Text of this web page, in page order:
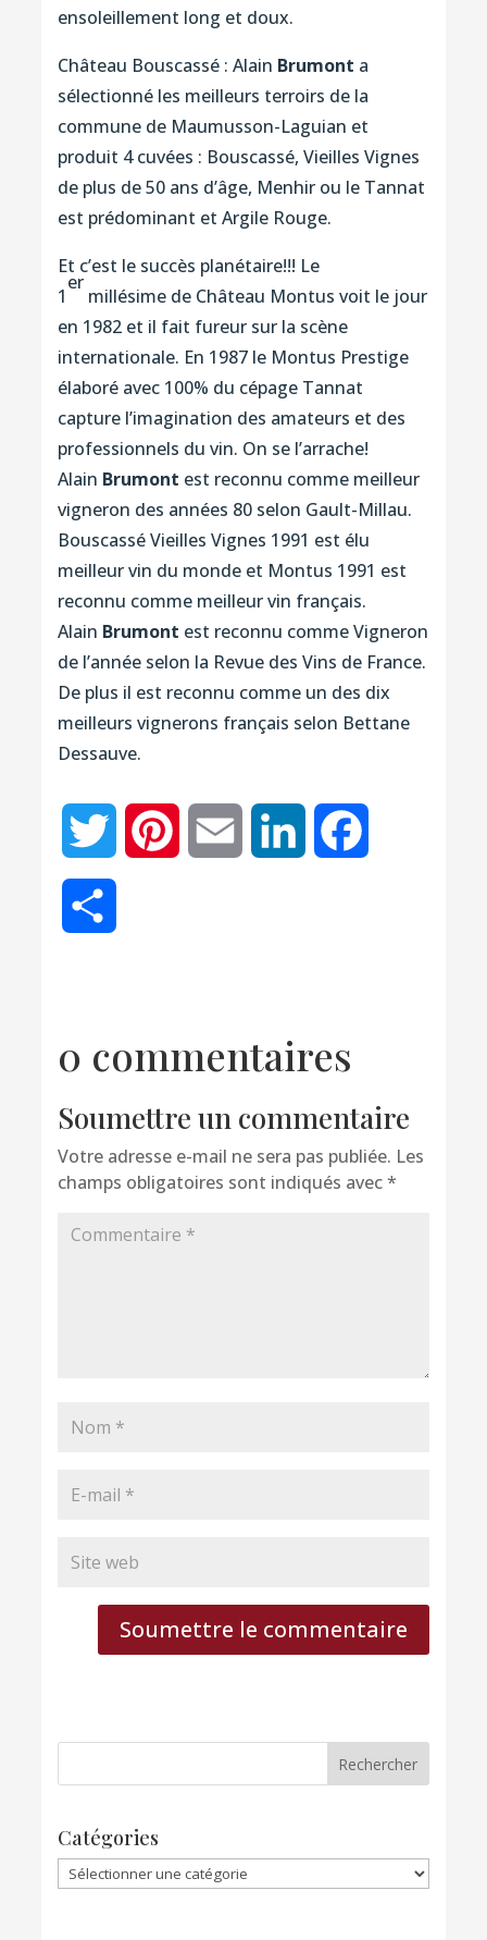
ensoleillement long et doux.
Château Bouscassé : Alain Brumont a
sélectionné les meilleurs terroirs de la
commune de Maumusson-Laguian et
produit 4 cuvées : Bouscassé, Vieilles Vignes
de plus de 50 ans d’âge, Menhir ou le Tannat
est prédominant et Argile Rouge.
Et c’est le succès planétaire!!! Le
1
er
millésime de Château Montus voit le jour
en 1982 et il fait fureur sur la scène
internationale. En 1987 le Montus Prestige
élaboré avec 100% du cépage Tannat
capture l’imagination des amateurs et des
professionnels du vin. On se l’arrache!
Alain Brumont est reconnu comme meilleur
vigneron des années 80 selon Gault-Millau.
Bouscassé Vieilles Vignes 1991 est élu
meilleur vin du monde et Montus 1991 est
reconnu comme meilleur vin français.
Alain Brumont est reconnu comme Vigneron
de l’année selon la Revue des Vins de France.
De plus il est reconnu comme un des dix
meilleurs vignerons français selon Bettane
Dessauve.
Twitter Pinterest Email LinkedIn
0 commentaires
Soumettre un commentaire
Votre adresse e-mail ne sera pas publiée. Les
champs obligatoires sont indiqués avec*
Soumettre le commentaire
Catégories
Catégories